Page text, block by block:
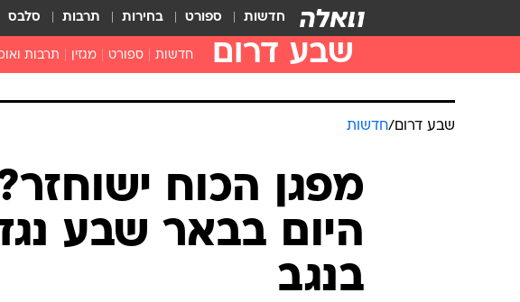
חדשות ספורט בחירות תרבות סלבס
שבע דרום חדשות ספורט מגזין תרבות
שבע דרום/חדשות
מפגן הכוח
היום בבאר שבע
בנגב